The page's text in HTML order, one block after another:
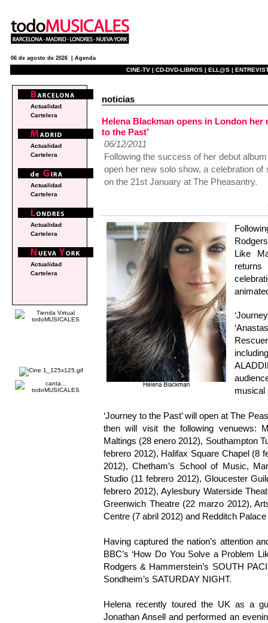
06 de agosto de 2026 | Agenda
CINE-TV | CD-DVD-LIBROS | ELL@S |
noticias
Helena Blackman opens in London
to the Past’
06/12/2011
Following the success of her debut
open her new solo show, a celebration
on the 21st January at The Pheasantry.
Like
musical
‘Journey to the Past’ will open at The
then will visit the following venuews:
Maltings (28 enero 2012), Southampton
febrero 2012), Halifax Square Chapel (8
2012), Chetham’s School of Music,
Studio (11 febrero 2012), Gloucester
febrero 2012), Aylesbury Waterside
Greenwich Theatre (22 marzo 2012),
Centre (7 abril 2012) and Redditch
Having captured the nation’s attention
BBC’s ‘How Do You Solve a Problem
Rodgers & Hammerstein’s SOUTH
Sondheim’s SATURDAY NIGHT.
Helena recently toured the UK as a
Jonathan Ansell and performed an
Actualidad
Cartelera
Actualidad
Cartelera
Actualidad
Cartelera
Actualidad
Cartelera
Actualidad
Cartelera